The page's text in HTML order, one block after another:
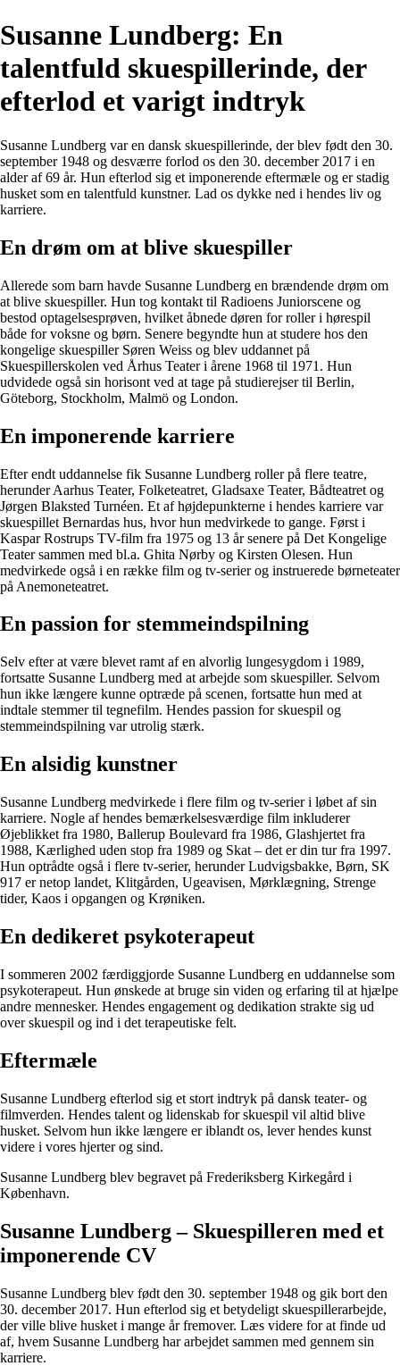
Susanne Lundberg: En
talentfuld skuespillerinde, der
efterlod et varigt indtryk
Susanne Lundberg var en dansk skuespillerinde, der blev født den 30.
september 1948 og desværre forlod os den 30. december 2017 i en
alder af 69 år. Hun efterlod sig et imponerende eftermæle og er stadig
husket som en talentfuld kunstner. Lad os dykke ned i hendes liv og
karriere.
En drøm om at blive skuespiller
Allerede som barn havde Susanne Lundberg en brændende drøm om
at blive skuespiller. Hun tog kontakt til Radioens Juniorscene og
bestod optagelsesprøven, hvilket åbnede døren for roller i hørespil
både for voksne og børn. Senere begyndte hun at studere hos den
kongelige skuespiller Søren Weiss og blev uddannet på
Skuespillerskolen ved Århus Teater i årene 1968 til 1971. Hun
udvidede også sin horisont ved at tage på studierejser til Berlin,
Göteborg, Stockholm, Malmö og London.
En imponerende karriere
Efter endt uddannelse fik Susanne Lundberg roller på flere teatre,
herunder Aarhus Teater, Folketeatret, Gladsaxe Teater, Bådteatret og
Jørgen Blaksted Turnéen. Et af højdepunkterne i hendes karriere var
skuespillet Bernardas hus, hvor hun medvirkede to gange. Først i
Kaspar Rostrups TV-film fra 1975 og 13 år senere på Det Kongelige
Teater sammen med bl.a. Ghita Nørby og Kirsten Olesen. Hun
medvirkede også i en række film og tv-serier og instruerede børneteater
på Anemoneteatret.
En passion for stemmeindspilning
Selv efter at være blevet ramt af en alvorlig lungesygdom i 1989,
fortsatte Susanne Lundberg med at arbejde som skuespiller. Selvom
hun ikke længere kunne optræde på scenen, fortsatte hun med at
indtale stemmer til tegnefilm. Hendes passion for skuespil og
stemmeindspilning var utrolig stærk.
En alsidig kunstner
Susanne Lundberg medvirkede i flere film og tv-serier i løbet af sin
karriere. Nogle af hendes bemærkelsesværdige film inkluderer
Øjeblikket fra 1980, Ballerup Boulevard fra 1986, Glashjertet fra
1988, Kærlighed uden stop fra 1989 og Skat – det er din tur fra 1997.
Hun optrådte også i flere tv-serier, herunder Ludvigsbakke, Børn, SK
917 er netop landet, Klitgården, Ugeavisen, Mørklægning, Strenge
tider, Kaos i opgangen og Krøniken.
En dedikeret psykoterapeut
I sommeren 2002 færdiggjorde Susanne Lundberg en uddannelse som
psykoterapeut. Hun ønskede at bruge sin viden og erfaring til at hjælpe
andre mennesker. Hendes engagement og dedikation strakte sig ud
over skuespil og ind i det terapeutiske felt.
Eftermæle
Susanne Lundberg efterlod sig et stort indtryk på dansk teater- og
filmverden. Hendes talent og lidenskab for skuespil vil altid blive
husket. Selvom hun ikke længere er iblandt os, lever hendes kunst
videre i vores hjerter og sind.
Susanne Lundberg blev begravet på Frederiksberg Kirkegård i
København.
Susanne Lundberg – Skuespilleren med et
imponerende CV
Susanne Lundberg blev født den 30. september 1948 og gik bort den
30. december 2017. Hun efterlod sig et betydeligt skuespillerarbejde,
der ville blive husket i mange år fremover. Læs videre for at finde ud
af, hvem Susanne Lundberg har arbejdet sammen med gennem sin
karriere.